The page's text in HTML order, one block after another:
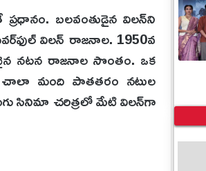
బలవంతుడైన విలన్‌ని
విలన్‌ రాజనాల. 1950వ
నటన రాజనాల సొంతం. ఒక
చాలా మంది పాతతరం నటుల
సినిమా చరిత్రలో మేటి విలన్‌గా